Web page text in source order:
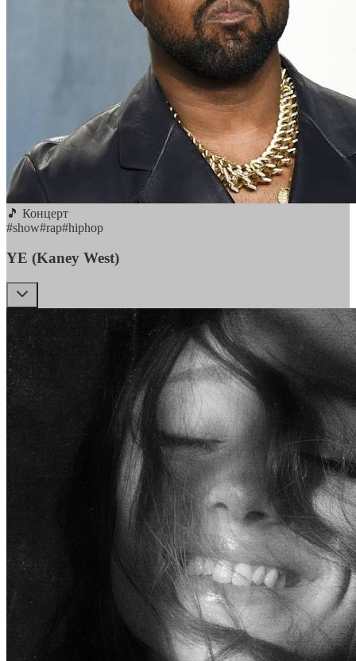
🎵 Концерт
#show#rap#hiphop
YE (Kaney West)